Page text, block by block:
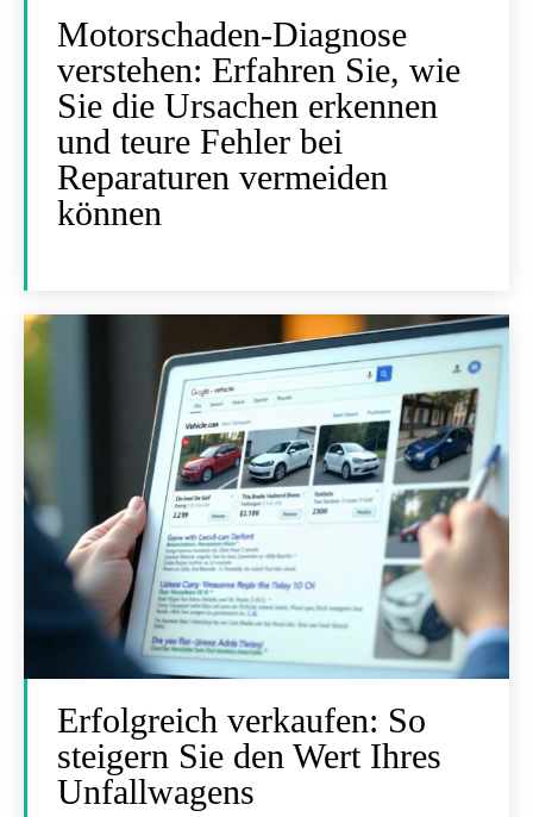
Motorschaden-Diagnose
verstehen: Erfahren Sie, wie
Sie die Ursachen erkennen
und teure Fehler bei
Reparaturen vermeiden
können
Erfolgreich verkaufen: So
steigern Sie den Wert Ihres
Unfallwagens